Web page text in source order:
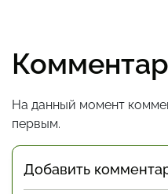
На данный момент
первым.
Добавить